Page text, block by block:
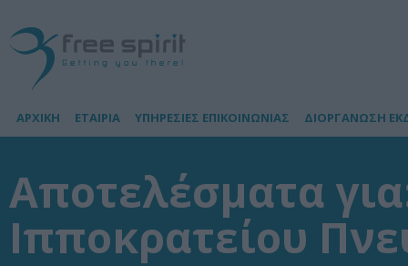
ΑΡΧΙΚΗ ΕΤΑΙΡΙΑ ΥΠΗΡΕΣΙΕΣ ΕΠΙΚΟΙΝΩΝΙΑΣ ΔΙΟΡΓΑΝΩΣΗ
Αποτελέσματα
Ιπποκρατείου